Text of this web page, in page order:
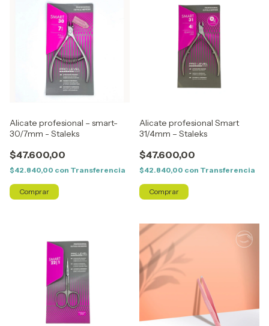
Alicate profesional – smart-
30/7mm - Staleks
$47.600,00
$42.840,00 con Transferencia
Alicate profesional Smart
31/4mm – Staleks
$47.600,00
$42.840,00 con Transferencia